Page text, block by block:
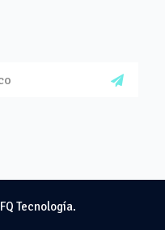
FQ Tecnología.